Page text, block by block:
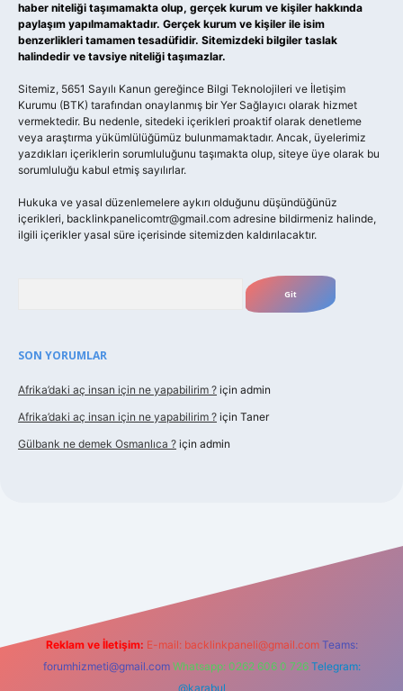
haber niteliği taşımamakta olup, gerçek kurum ve kişiler hakkında
paylaşım yapılmamaktadır. Gerçek kurum ve kişiler ile isim
benzerlikleri tamamen tesadüfidir. Sitemizdeki bilgiler taslak
halindedir ve tavsiye niteliği taşımazlar.
Sitemiz, 5651 Sayılı Kanun gereğince Bilgi Teknolojileri ve İletişim
Kurumu (BTK) tarafından onaylanmış bir Yer Sağlayıcı olarak hizmet
vermektedir. Bu nedenle, sitedeki içerikleri proaktif olarak denetleme
veya araştırma yükümlülüğümüz bulunmamaktadır. Ancak, üyelerimiz
yazdıkları içeriklerin sorumluluğunu taşımakta olup, siteye üye olarak bu
sorumluluğu kabul etmiş sayılırlar.
Hukuka ve yasal düzenlemelere aykırı olduğunu düşündüğünüz
içerikleri, backlinkpanelicomtr@gmail.com adresine bildirmeniz halinde,
ilgili içerikler yasal süre içerisinde sitemizden kaldırılacaktır.
SON YORUMLAR
Afrika’daki aç insan için ne yapabilirim ? için admin
Afrika’daki aç insan için ne yapabilirim ? için Taner
Gülbank ne demek Osmanlıca ? için admin
Reklam ve İletişim: E-mail: backlinkpaneli@gmail.com Teams:
forumhizmeti@gmail.com Whatsapp: 0262 606 0 726 Telegram:
@karabul